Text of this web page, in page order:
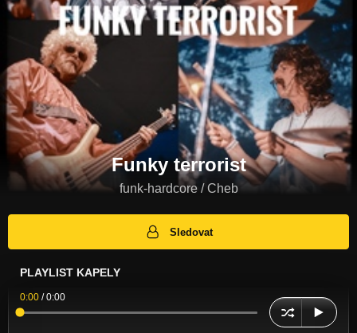
Funky terrorist
funk-hardcore / Cheb
Sledovat
PLAYLIST KAPELY
0:00 /0:00